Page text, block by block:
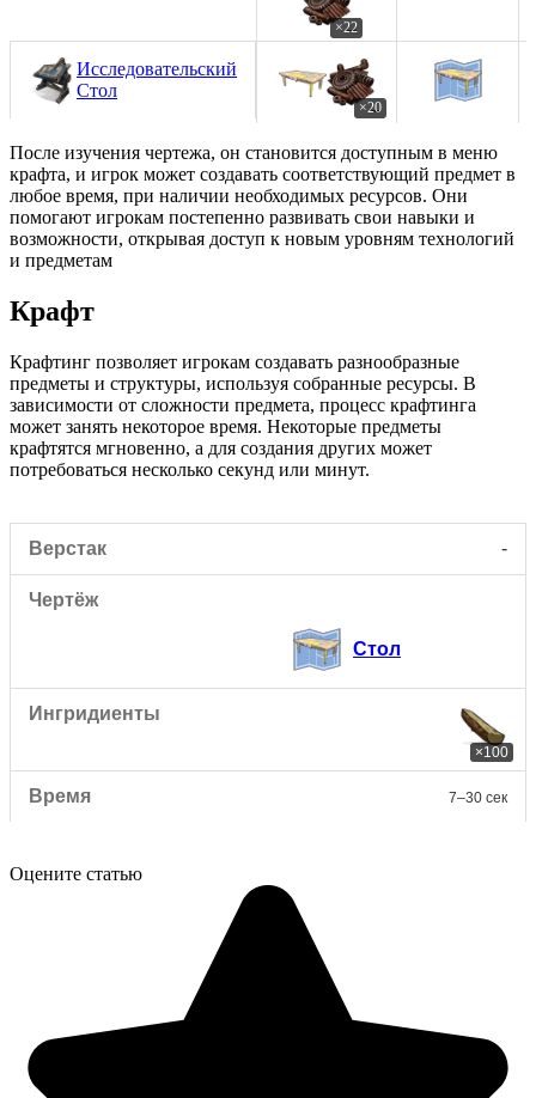
×22
Исследовательский
Стол
×20
После изучения чертежа, он становится доступным в меню
крафта, и игрок может создавать соответствующий предмет в
любое время, при наличии необходимых ресурсов. Они
помогают игрокам постепенно развивать свои навыки и
возможности, открывая доступ к новым уровням технологий
и предметам
Крафт
Крафтинг позволяет игрокам создавать разнообразные
предметы и структуры, используя собранные ресурсы. В
зависимости от сложности предмета, процесс крафтинга
может занять некоторое время. Некоторые предметы
крафтятся мгновенно, а для создания других может
потребоваться несколько секунд или минут.
-
Стол
×100
7–30 сек
Оцените статью